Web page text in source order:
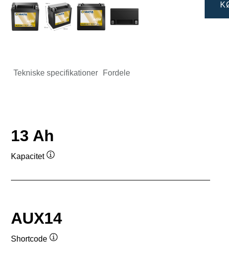
Tekniske specifikationer Fordele
13 Ah
Kapacitet
AUX14
Shortcode